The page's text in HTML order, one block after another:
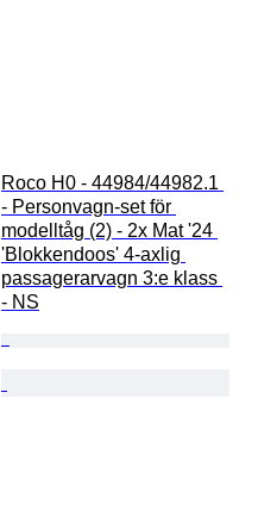
Roco H0 - 44984/44982.1
- Personvagn-set för
modelltåg (2) - 2x Mat '24
'Blokkendoos' 4-axlig
passagerarvagn 3:e klass
- NS